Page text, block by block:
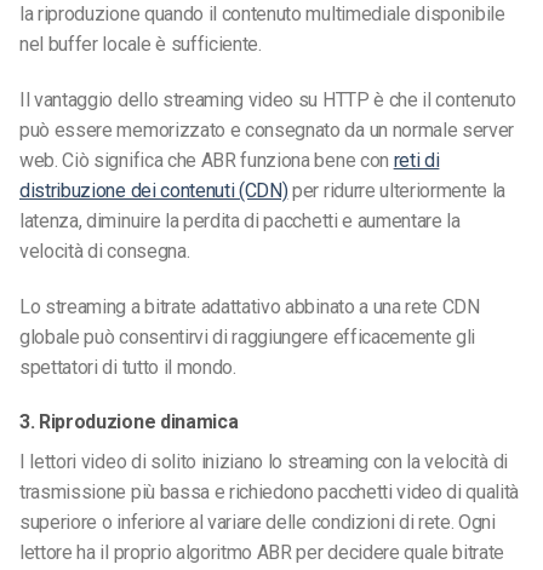
la riproduzione quando il contenuto multimediale disponibile
nel buffer locale è sufficiente.
Il vantaggio dello streaming video su HTTP è che il contenuto
può essere memorizzato e consegnato da un normale server
web. Ciò significa che ABR funziona bene con reti di
distribuzione dei contenuti (CDN)per ridurre ulteriormente la
latenza, diminuire la perdita di pacchetti e aumentare la
velocità di consegna.
Lo streaming a bitrate adattativo abbinato a una rete CDN
globale può consentirvi di raggiungere efficacemente gli
spettatori di tutto il mondo.
3. Riproduzione dinamica
I lettori video di solito iniziano lo streaming con la velocità di
trasmissione più bassa e richiedono pacchetti video di qualità
superiore o inferiore al variare delle condizioni di rete. Ogni
lettore ha il proprio algoritmo ABR per decidere quale bitrate